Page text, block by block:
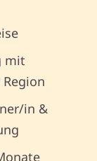
mit
in &